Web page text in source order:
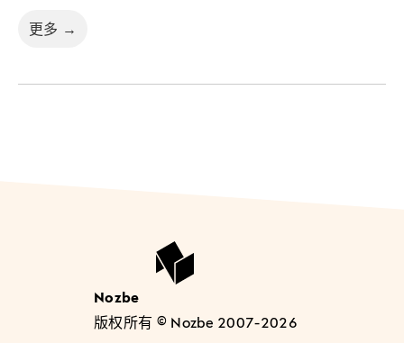
更多 →
Nozbe
版权所有 © Nozbe 2007-2026